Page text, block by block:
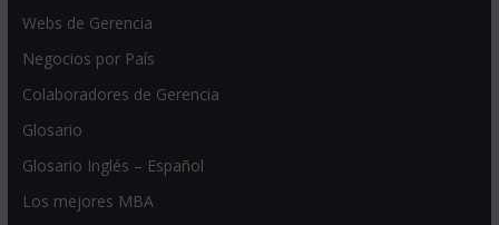
Webs de Gerencia
Negocios por País
Colaboradores de Gerencia
Glosario
Glosario Inglés – Español
Los mejores MBA